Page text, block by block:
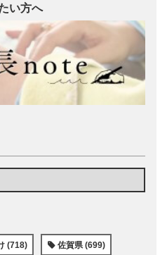
い方へ
(718) 佐賀県 (699)